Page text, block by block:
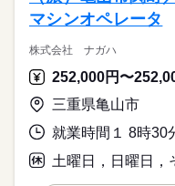
マシンオペレータ
株式会社 ナガハ
三重県亀山市
就業時間１ 8時30
土曜日，日曜日，